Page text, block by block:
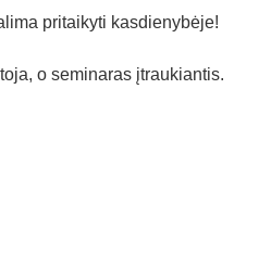
pritaikyti kasdienybėje!
o seminaras įtraukiantis.